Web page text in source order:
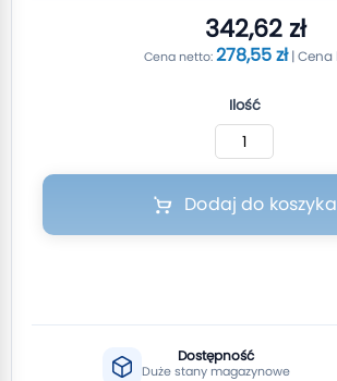
342,62 zł
278,55 zł
Ilość
Dodaj do koszyka
Dostępność
Duże stany magazynowe